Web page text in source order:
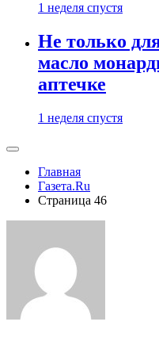
1 неделя спустя
Не только
масло
аптечке
1 неделя спустя
Главная
Газета.Ru
Страница 46